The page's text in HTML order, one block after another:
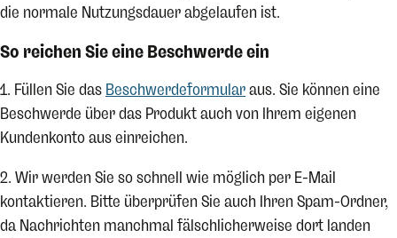
die normale Nutzungsdauer abgelaufen ist.
So reichen Sie eine Beschwerde ein
1. Füllen Sie das Beschwerdeformularaus. Sie können eine
Beschwerde über das Produkt auch von Ihrem eigenen
Kundenkonto aus einreichen.
2. Wir werden Sie so schnell wie möglich per E-Mail
kontaktieren. Bitte überprüfen Sie auch Ihren Spam-Ordner,
da Nachrichten manchmal fälschlicherweise dort landen